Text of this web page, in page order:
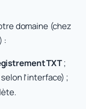
domaine (chez
:
TXT;
l’interface) ;